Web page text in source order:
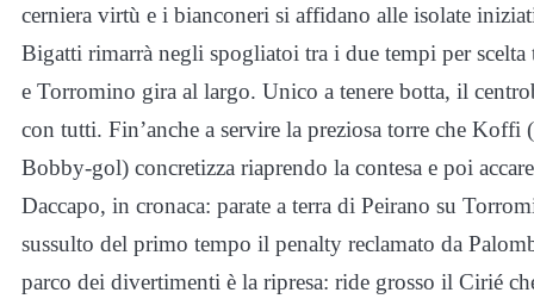
cerniera virtù e i bianconeri si affidano alle isolate
Bigatti rimarrà negli spogliatoi tra i due tempi per
e Torromino gira al largo. Unico a tenere botta, il
con tutti. Fin’anche a servire la preziosa torre che
Bobby-gol) concretizza riaprendo la contesa e poi
Daccapo, in cronaca: parate a terra di Peirano su
sussulto del primo tempo il penalty reclamato da
parco dei divertimenti è la ripresa: ride grosso il Cirié